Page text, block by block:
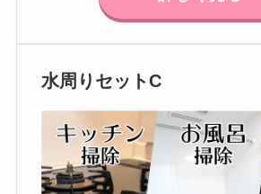
水周りセットC